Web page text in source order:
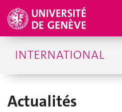
INTERNATIONAL
Actualités